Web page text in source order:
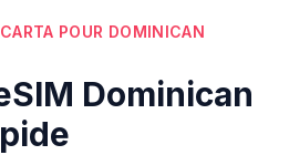
POUR DOMINICAN
Dominican